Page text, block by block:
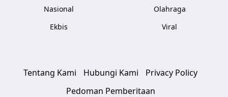
Nasional
Ekbis
Olahraga
Viral
Tentang Kami Hubungi Kami
Privacy Policy
Pedoman Pemberitaan